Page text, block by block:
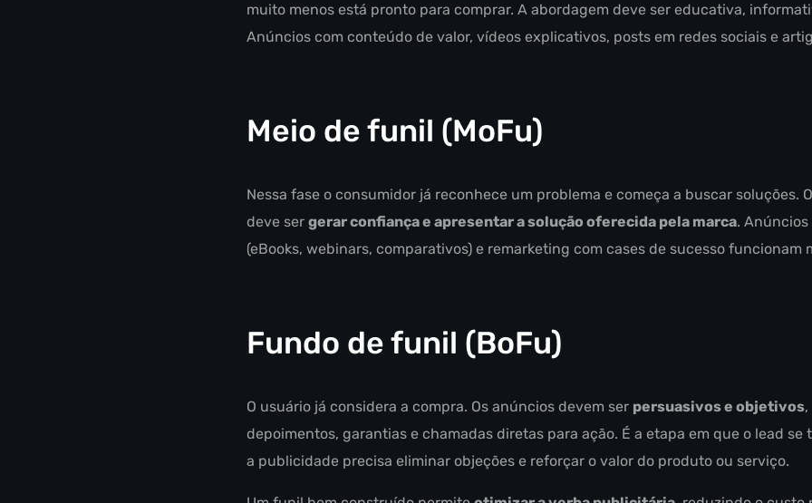
muito menos está pronto para comprar. A abordagem deve ser educativa,
Anúncios com conteúdo de valor, vídeos explicativos, posts em redes sociais e
Meio de funil (MoFu)
Nessa fase o consumidor já reconhece um problema e começa a buscar soluções.
deve ser gerar confiança e apresentar a solução oferecida pela marca.
(eBooks, webinars, comparativos) e remarketing com cases de sucesso funcionam
Fundo de funil (BoFu)
O usuário já considera a compra. Os anúncios devem ser persuasivos e objetivos
depoimentos, garantias e chamadas diretas para ação. É a etapa em que o lead se
a publicidade precisa eliminar objeções e reforçar o valor do produto ou serviço.